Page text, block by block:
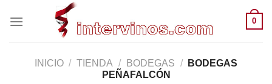
0
INICIO / TIENDA / BODEGAS /
BODEGAS
PEÑAFALCÓN